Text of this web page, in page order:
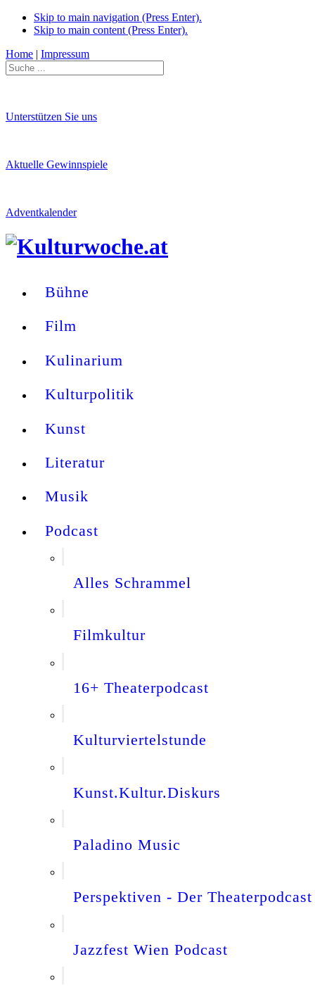
Skip to main navigation (Press Enter).
Skip to main content (Press Enter).
Home | Impressum
Unterstützen Sie uns
Aktuelle Gewinnspiele
Adventkalender
Bühne
Film
Kulinarium
Kulturpolitik
Kunst
Literatur
Musik
Podcast
Alles Schrammel
Filmkultur
16+ Theaterpodcast
Kulturviertelstunde
Kunst.Kultur.Diskurs
Paladino Music
Perspektiven - Der Theaterpodcast
Jazzfest Wien Podcast